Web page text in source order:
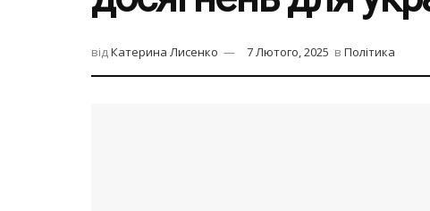
відКатерина Лисенко 7 Лютого, 2025 в Політика